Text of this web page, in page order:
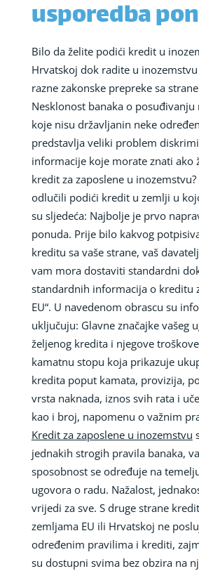
usporedba
Bilo da želite podići kredit u
Hrvatskoj dok radite u
razne zakonske prepreke sa
Nesklonost banaka o posuđivanju
koje nisu državljanin neke
predstavlja veliki problem
informacije koje morate znati ako
kredit za zaposlene u inozemstvu?
odlučili podići kredit u zemlji u
su sljedeća: Najbolje je prvo
ponuda. Prije bilo kakvog
kreditu sa vaše strane, vaš
vam mora dostaviti standardni
standardnih informacija o kreditu
EU“. U navedenom obrascu su
uključuju: Glavne značajke vašeg
željenog kredita i njegove
kamatnu stopu koja prikazuje
kredita poput kamata, provizija,
vrsta naknada, iznos svih rata i
kao i broj, napomenu o važnim
Kredit za zaposlene u inozemstvu
jednakih strogih pravila banaka,
sposobnost se određuje na
ugovora o radu. Nažalost,
vrijedi za sve. S druge strane
zemljama EU ili Hrvatskoj ne
određenim pravilima i krediti,
su dostupni svima bez obzira na